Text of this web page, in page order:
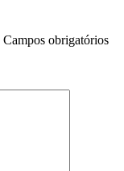
Campos obrigatórios